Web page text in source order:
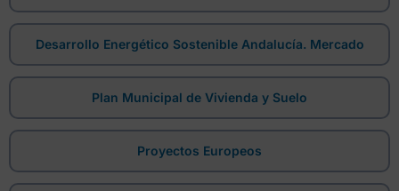
Desarrollo Energético Sostenible Andalucía. Mercado
Plan Municipal de Vivienda y Suelo
Proyectos Europeos